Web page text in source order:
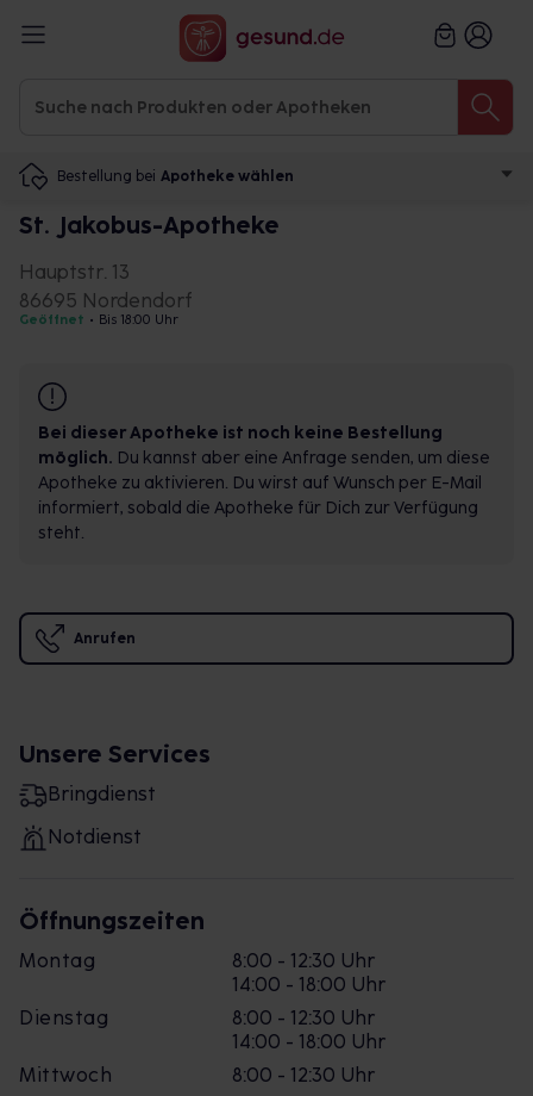
Bestellung bei Apotheke wählen
St. Jakobus-Apotheke
Hauptstr. 13
86695 Nordendorf
Geöffnet • Bis 18:00 Uhr
Bei dieser Apotheke ist noch keine Bestellung
möglich. Du kannst aber eine Anfrage senden, um diese
Apotheke zu aktivieren. Du wirst auf Wunsch per E-Mail
informiert, sobald die Apotheke für Dich zur Verfügung
steht.
Anrufen
Unsere Services
Bringdienst
Notdienst
Öffnungszeiten
Montag
8:00 - 12:30 Uhr
14:00 - 18:00 Uhr
Dienstag
8:00 - 12:30 Uhr
14:00 - 18:00 Uhr
Mittwoch
8:00 - 12:30 Uhr